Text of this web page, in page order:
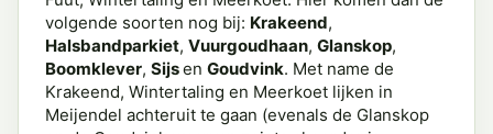
volgende soorten nog bij: Krakeend,
Halsbandparkiet, Vuurgoudhaan, Glanskop,
Boomklever, Sijsen Goudvink. Met name de
Krakeend, Wintertaling en Meerkoet lijken in
Meijendel achteruit te gaan (evenals de Glanskop